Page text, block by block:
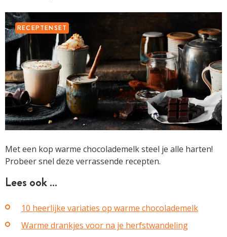
RECEPTENSET
Met een kop warme chocolademelk steel je alle harten!
Probeer snel deze verrassende recepten.
Lees ook …
10 heerlijke variaties op warme chocolademelk
Warme drankjes voor na je herfstwandeling